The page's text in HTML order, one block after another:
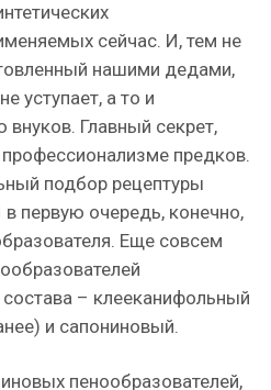
сейчас. И, тем не
нашими дедами,
уступает, а то и
Главный секрет,
предков.
подбор рецептуры
первую очередь, конечно,
Еще совсем
– клееканифольный
и сапониновый.
пенообразователей,